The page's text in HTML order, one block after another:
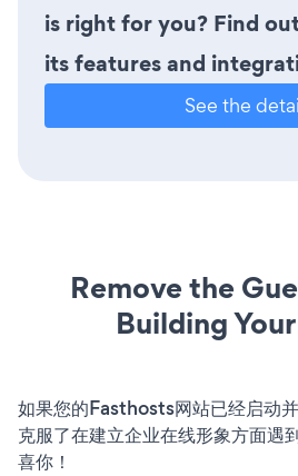
is right for you? Find
its features and
See the
Remove the
Building
如果您的Fasthosts网站已经启动
克服了在建立企业在线形象方面遇
喜你！